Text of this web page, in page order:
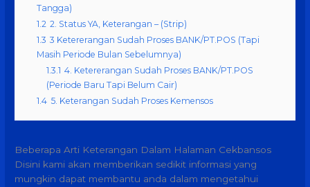
Tangga)
1.2 2. Status YA, Keterangan – (Strip)
1.3 3 Ketererangan Sudah Proses BANK/PT.POS (Tapi
Masih Periode Bulan Sebelumnya)
1.3.1 4. Ketererangan Sudah Proses BANK/PT.POS
(Periode Baru Tapi Belum Cair)
1.4 5. Keterangan Sudah Proses Kemensos
Beberapa Arti Keterangan Dalam Halaman Cekbansos
Disini kami akan memberikan sedikit informasi yang
mungkin dapat membantu anda dalam mengetahui